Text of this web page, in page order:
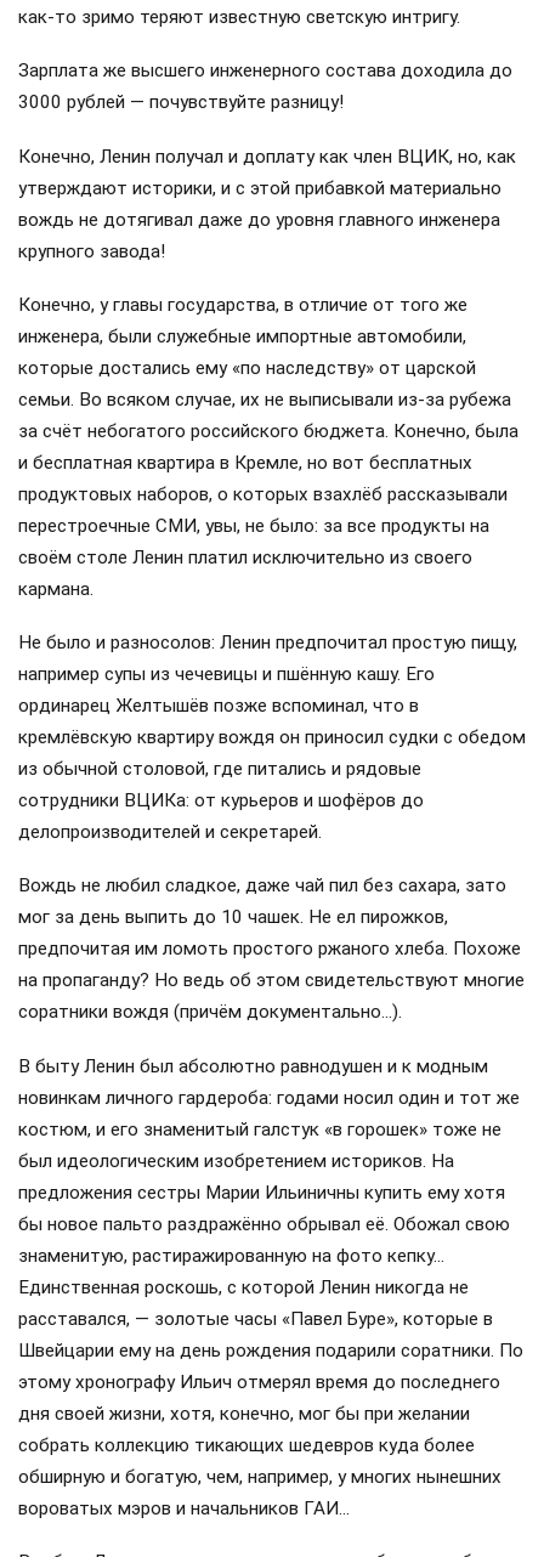
как-то зримо теряют известную светскую интригу.
Зарплата же высшего инженерного состава доходила до
3000 рублей — почувствуйте разницу!
Конечно, Ленин получал и доплату как член ВЦИК, но, как
утверждают историки, и с этой прибавкой материально
вождь не дотягивал даже до уровня главного инженера
крупного завода!
Конечно, у главы государства, в отличие от того же
инженера, были служебные импортные автомобили,
которые достались ему «по наследству» от царской
семьи. Во всяком случае, их не выписывали из-за рубежа
за счёт небогатого российского бюджета. Конечно, была
и бесплатная квартира в Кремле, но вот бесплатных
продуктовых наборов, о которых взахлёб рассказывали
перестроечные СМИ, увы, не было: за все продукты на
своём столе Ленин платил исключительно из своего
кармана.
Не было и разносолов: Ленин предпочитал простую пищу,
например супы из чечевицы и пшённую кашу. Его
ординарец Желтышёв позже вспоминал, что в
кремлёвскую квартиру вождя он приносил судки с обедом
из обычной столовой, где питались и рядовые
сотрудники ВЦИКа: от курьеров и шофёров до
делопроизводителей и секретарей.
Вождь не любил сладкое, даже чай пил без сахара, зато
мог за день выпить до 10 чашек. Не ел пирожков,
предпочитая им ломоть простого ржаного хлеба. Похоже
на пропаганду? Но ведь об этом свидетельствуют многие
соратники вождя (причём документально…).
В быту Ленин был абсолютно равнодушен и к модным
новинкам личного гардероба: годами носил один и тот же
костюм, и его знаменитый галстук «в горошек» тоже не
был идеологическим изобретением историков. На
предложения сестры Марии Ильиничны купить ему хотя
бы новое пальто раздражённо обрывал её. Обожал свою
знаменитую, растиражированную на фото кепку…
Единственная роскошь, с которой Ленин никогда не
расставался, — золотые часы «Павел Буре», которые в
Швейцарии ему на день рождения подарили соратники. По
этому хронографу Ильич отмерял время до последнего
дня своей жизни, хотя, конечно, мог бы при желании
собрать коллекцию тикающих шедевров куда более
обширную и богатую, чем, например, у многих нынешних
вороватых мэров и начальников ГАИ…